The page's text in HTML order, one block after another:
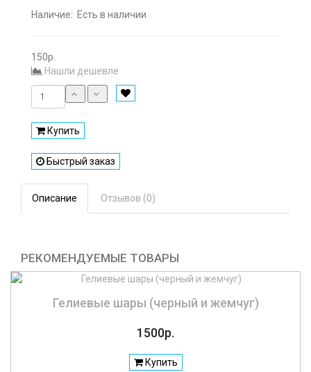
Наличие: Есть в наличии
150р.
Нашли дешевле
Купить
Быстрый заказ
Описание Отзывов (0)
РЕКОМЕНДУЕМЫЕ ТОВАРЫ
Гелиевые шары (черный и жемчуг)
1500р.
Купить